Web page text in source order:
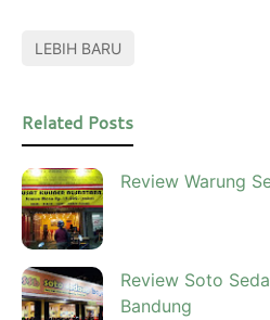
LEBIH BARU
Related Posts
Review Warung
Review Soto
Bandung